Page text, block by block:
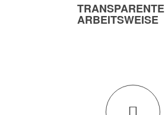
TRANSPARENTE
ARBEITSWEISE